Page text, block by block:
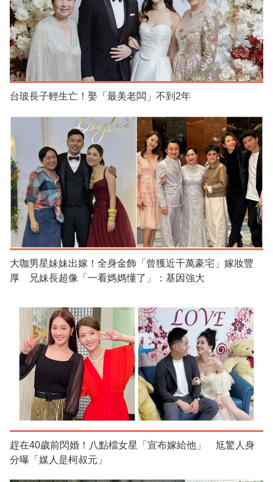
台玻長子輕生亡！娶「最美老闆」不到2年
大咖男星妹妹出嫁！全身金飾「曾獲近千萬豪宅」嫁妝豐
厚 兄妹長超像「一看媽媽懂了」：基因強大
趕在40歲前閃婚！八點檔女星「宣布嫁給他」 尪驚人身
分曝「媒人是柯叔元」